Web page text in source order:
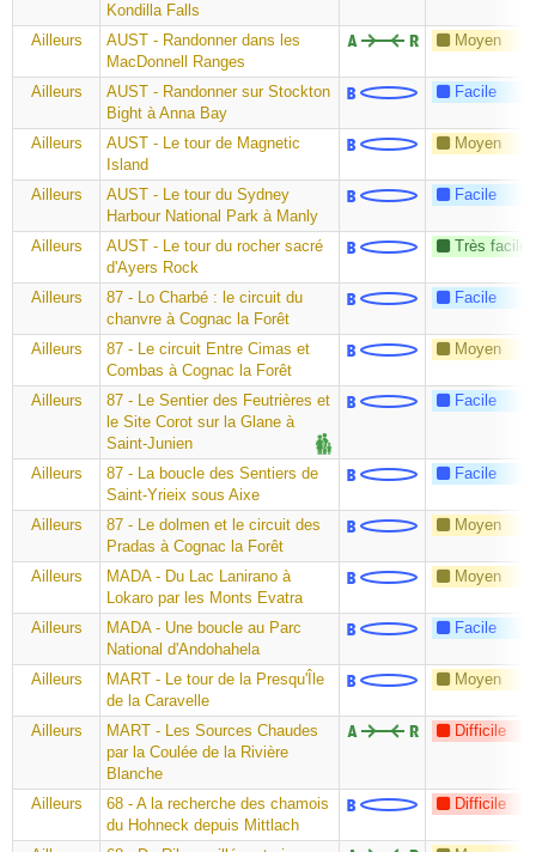
Kondilla Falls
Ailleurs
AUST - Randonner dans les
MacDonnell Ranges
Moyen
Ailleurs
AUST - Randonner sur Stockton
Bight à Anna Bay
Facile
Ailleurs
AUST - Le tour de Magnetic
Island
Moyen
Ailleurs
AUST - Le tour du Sydney
Harbour National Park à Manly
Facile
Ailleurs
AUST - Le tour du rocher sacré
d'Ayers Rock
Très facile
Ailleurs
87 - Lo Charbé : le circuit du
chanvre à Cognac la Forêt
Facile
Ailleurs
87 - Le circuit Entre Cimas et
Combas à Cognac la Forêt
Moyen
Ailleurs
87 - Le Sentier des Feutrières et
le Site Corot sur la Glane à
Saint-Junien
Facile
Ailleurs
87 - La boucle des Sentiers de
Saint-Yrieix sous Aixe
Facile
Ailleurs
87 - Le dolmen et le circuit des
Pradas à Cognac la Forêt
Moyen
Ailleurs
MADA - Du Lac Lanirano à
Lokaro par les Monts Evatra
Moyen
Ailleurs
MADA - Une boucle au Parc
National d'Andohahela
Facile
Ailleurs
MART - Le tour de la Presqu'Île
de la Caravelle
Moyen
Ailleurs
MART - Les Sources Chaudes
par la Coulée de la Rivière
Blanche
Difficile
Ailleurs
68 - A la recherche des chamois
du Hohneck depuis Mittlach
Difficile